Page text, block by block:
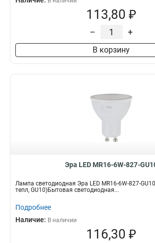
113,80 ₽
– +
В корзину
Эра LED MR16-6W-827-
Лампа светодиодная Эра LED MR16-6W-827-
тепл, GU10)Бытовая светодиодная...
Подробнее
Наличие: В наличии
116,30 ₽